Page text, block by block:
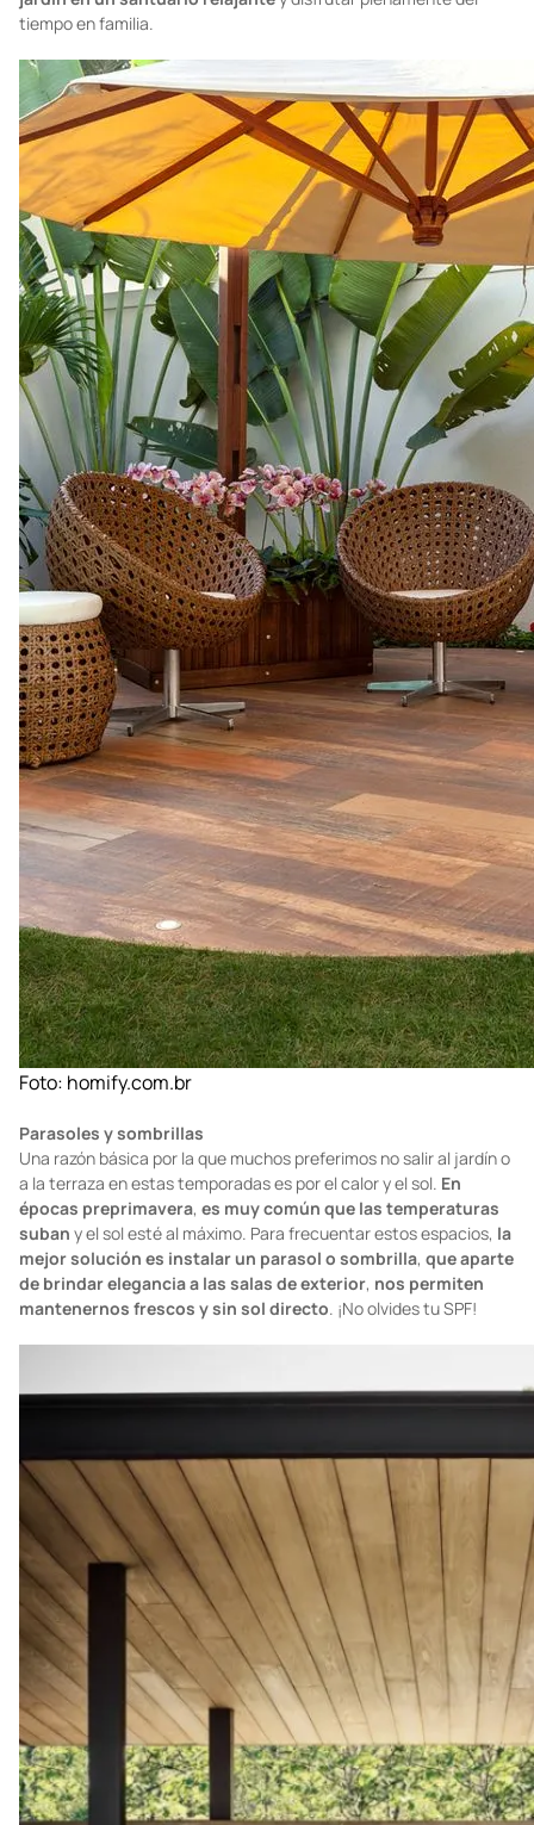
o no de casa.Si eres de los que aún no se sienten
preparados,pero buscas una forma de relajarte y escapar de
la rutina en estas vacaciones de Semana Santa
compartimos algunas ideas para convertir tu terraza o tu
jardín en un santuario relajantey disfrutar plenamente del
tiempo en familia.
Foto:homify.com.br
Parasoles y sombrillas
Una razón básica por la que muchos preferimos no salir al jardín o
a la terraza en estas temporadas es por el calor y el sol.En
épocas preprimavera, es muy común que las temperaturas
subany el sol esté al máximo. Para frecuentar estos espacios,
de brindar elegancia a las salas de exterior,nos permiten